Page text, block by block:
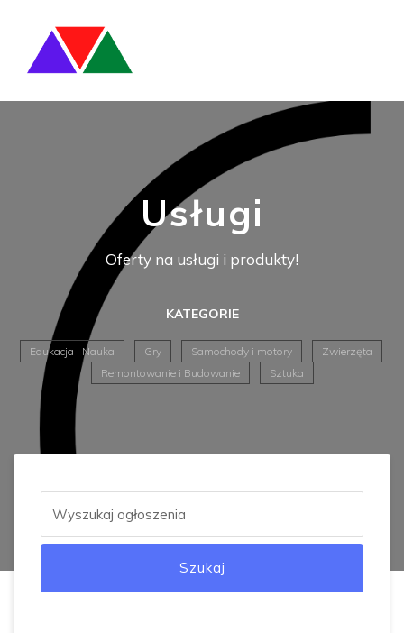
Usługi
Oferty na usługi i produkty!
KATEGORIE
Edukacja i Nauka Gry Samochody i motory
Zwierzęta
Remontowanie i Budowanie
Sztuka
Szukaj